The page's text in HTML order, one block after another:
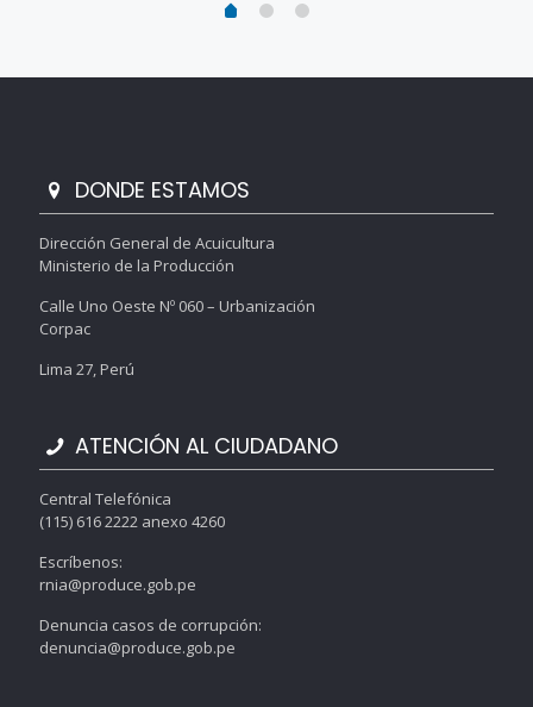
DONDE ESTAMOS
Dirección General de Acuicultura
Ministerio de la Producción
Calle Uno Oeste Nº 060 – Urbanización
Corpac
Lima 27, Perú
ATENCIÓN AL CIUDADANO
Central Telefónica
(115) 616 2222 anexo 4260
Escríbenos:
rnia@produce.gob.pe
Denuncia casos de corrupción:
denuncia@produce.gob.pe